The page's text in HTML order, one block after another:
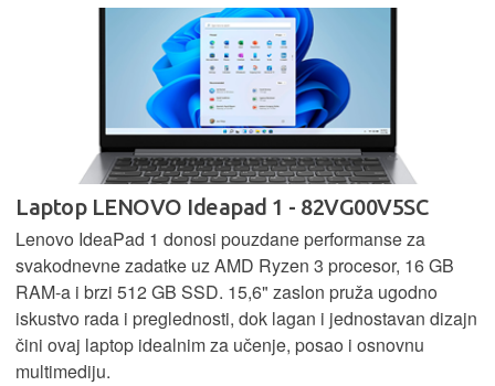
Laptop LENOVO Ideapad 1 - 82VG00V5SC
Lenovo IdeaPad 1 donosi pouzdane performanse za
svakodnevne zadatke uz AMD Ryzen 3 procesor, 16 GB
RAM-a i brzi 512 GB SSD. 15,6" zaslon pruža ugodno
iskustvo rada i preglednosti, dok lagan i jednostavan dizajn
čini ovaj laptop idealnim za učenje, posao i osnovnu
multimediju.